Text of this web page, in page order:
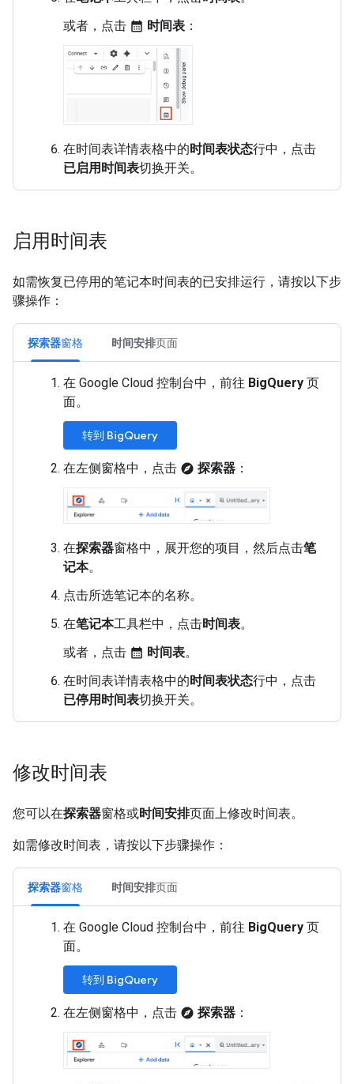
或者，点击 calendar_month 时间表 ：
在时间表详情表格中的时间表状态行中，点击
已启用时间表切换开关。
启用时间表
如需恢复已停用的笔记本时间表的已安排运行，请按以下步
骤操作：
探索器窗格 时间安排页面
在 Google Cloud 控制台中，前往 BigQuery 页
面。
转到 BigQuery
在左侧窗格中，点击 explore 探索器 ：
在探索器窗格中，展开您的项目，然后点击笔
记本。
点击所选笔记本的名称。
在笔记本工具栏中，点击时间表。
或者，点击 calendar_month 时间表。
在时间表详情表格中的时间表状态行中，点击
已停用时间表切换开关。
修改时间表
您可以在探索器窗格或时间安排页面上修改时间表。
如需修改时间表，请按以下步骤操作：
探索器窗格 时间安排页面
在 Google Cloud 控制台中，前往 BigQuery 页
面。
转到 BigQuery
在左侧窗格中，点击 explore 探索器 ：